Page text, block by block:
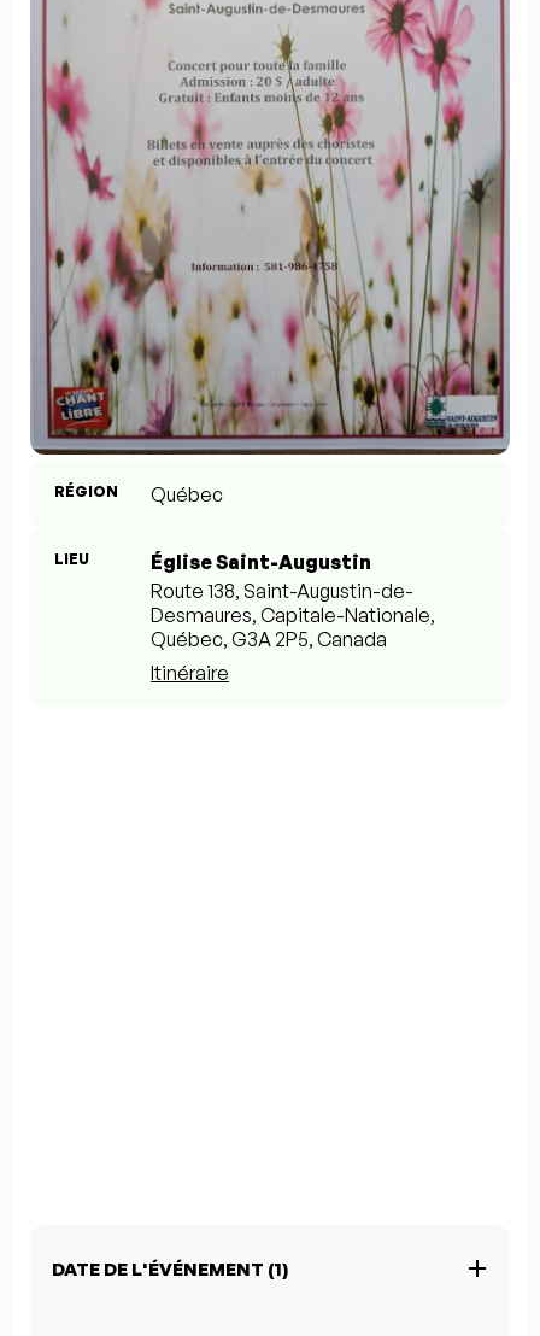
RÉGION Québec
LIEU
Église Saint-Augustin
Route 138, Saint-Augustin-de-
Desmaures, Capitale-Nationale,
Québec, G3A 2P5, Canada
Itinéraire
DATE DE L'ÉVÉNEMENT (1)